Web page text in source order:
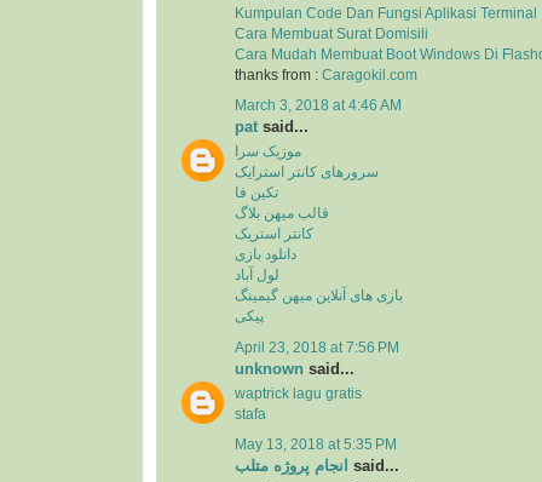
Kumpulan Code Dan Fungsi Aplikasi Terminal
Cara Membuat Surat Domisili
Cara Mudah Membuat Boot Windows Di
thanks from : Caragokil.com
March 3, 2018 at 4:46 AM
pat said...
موزیک سرا
سرورهای کانتر استرایک
تکین فا
قالب میهن بلاگ
کانتر استریک
دانلود بازی
لول آباد
بازی های آنلاین میهن گیمینگ
پیکی
April 23, 2018 at 7:56 PM
unknown said...
waptrick lagu gratis
stafa
May 13, 2018 at 5:35 PM
انجام پروژه متلب said...